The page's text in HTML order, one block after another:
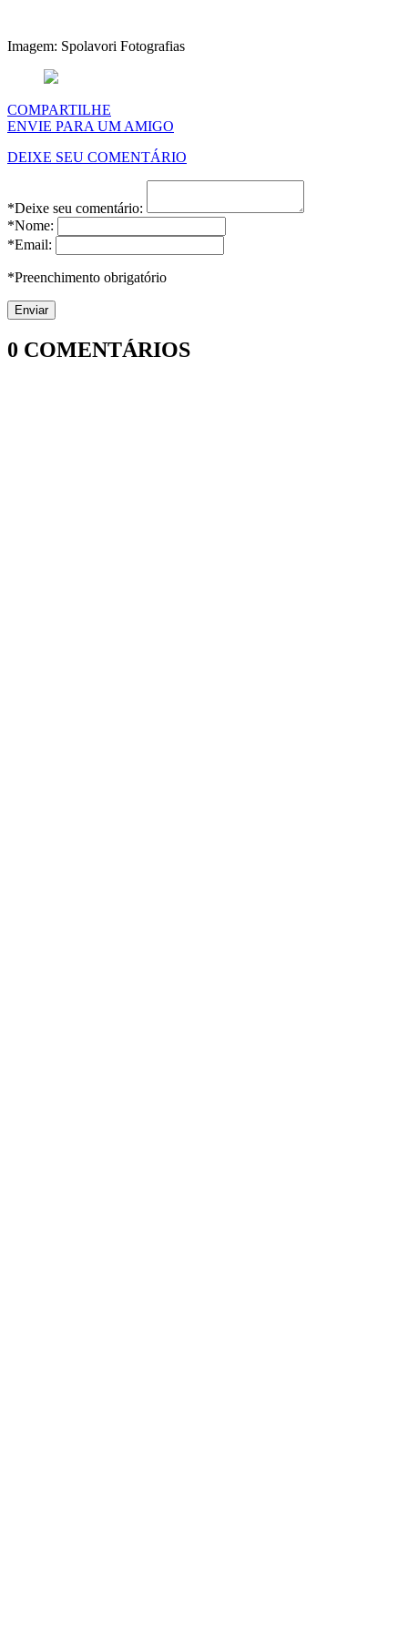
Imagem: Spolavori Fotografias
COMPARTILHE
ENVIE PARA UM AMIGO
DEIXE SEU COMENTÁRIO
*Deixe seu comentário:
*Nome:
*Email:
*Preenchimento obrigatório
0 COMENTÁRIOS